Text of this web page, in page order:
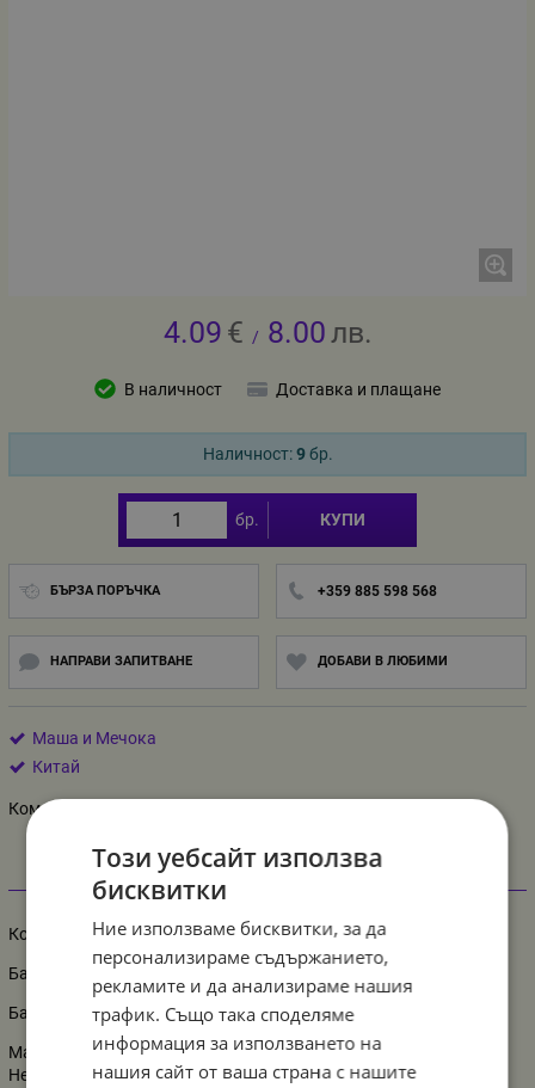
4.09 € / 8.00лв.
В наличност Доставка и плащане
Наличност:9бр.
бр. КУПИ
БЪРЗА ПОРЪЧКА +359 885 598 568
НАПРАВИ ЗАПИТВАНЕ ДОБАВИ В ЛЮБИМИ
Маша и Мечока
Китай
Комплект балони Маша и Мечока, 5 броя
Информация
Комплект балони Маша и Мечока, 5 броя
Балон фигура Маша, размер ненадут: 84 см
Балони кръг и звезди, размер ненадути: 45 см
Материал: фолио
Не са пакетирани
Този уебсайт използва
бисквитки
Ние използваме бисквитки, за да
персонализираме съдържанието,
рекламите и да анализираме нашия
трафик. Също така споделяме
информация за използването на
нашия сайт от ваша страна с нашите